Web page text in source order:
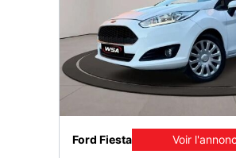
Ford Fiesta Voir